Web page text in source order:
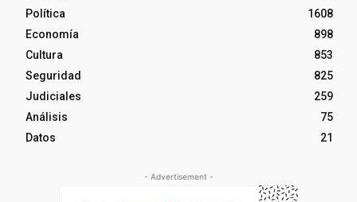
Política
1608
Economía
898
Cultura
853
Seguridad
825
Judiciales
259
Análisis
75
Datos
21
- Advertisement -